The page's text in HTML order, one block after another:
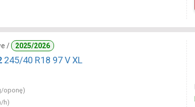
/ 2025/2026
245/40 R18 97 V XL
oponę)
h)